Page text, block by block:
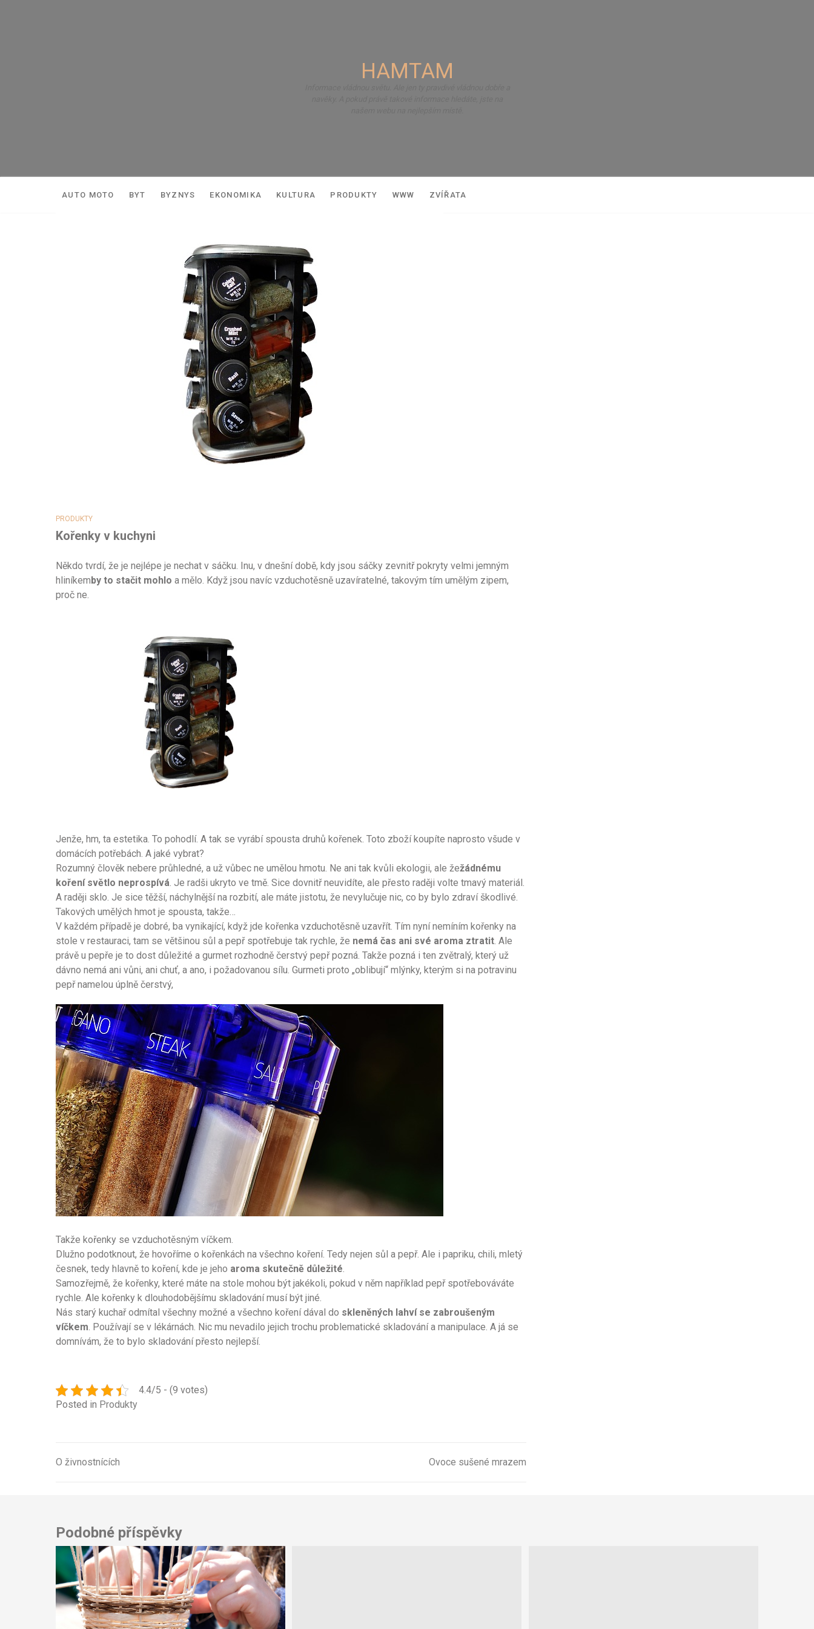
HAMTAM
AUTO MOTO BYT BYZNYS EKONOMIKA KULTURA PRODUKTY WWW ZVÍŘATA
PRODUKTY
Kořenky v kuchyni
Někdo tvrdí, že je nejlépe je nechat v sáčku. Inu, v dnešní době, kdy jsou sáčky zevnitř pokryty velmi jemným
hliníkemby to stačit mohlo a mělo. Když jsou navíc vzduchotěsně uzavíratelné, takovým tím umělým zipem,
proč ne.
Jenže, hm, ta estetika. To pohodlí. A tak se vyrábí spousta druhů kořenek. Toto zboží koupíte naprosto všude v
domácích potřebách. A jaké vybrat?
Rozumný člověk nebere průhledné, a už vůbec ne umělou hmotu. Ne ani tak kvůli ekologii, ale žežádnému
koření světlo neprospívá. Je radši ukryto ve tmě. Sice dovnitř neuvidíte, ale přesto raději volte tmavý materiál.
A raději sklo. Je sice těžší, náchylnější na rozbití, ale máte jistotu, že nevylučuje nic, co by bylo zdraví škodlivé.
Takových umělých hmot je spousta, takže…
V každém případě je dobré, ba vynikající, když jde kořenka vzduchotěsně uzavřít. Tím nyní nemíním kořenky na
stole v restauraci, tam se většinou sůl a pepř spotřebuje tak rychle, že nemá čas ani své aroma ztratit. Ale
právě u pepře je to dost důležité a gurmet rozhodně čerstvý pepř pozná. Takže pozná i ten zvětralý, který už
dávno nemá ani vůni, ani chuť, a ano, i požadovanou sílu. Gurmeti proto „oblibují“ mlýnky, kterým si na potravinu
pepř namelou úplně čerstvý,
Takže kořenky se vzduchotěsným víčkem.
Dlužno podotknout, že hovoříme o kořenkách na všechno koření. Tedy nejen sůl a pepř. Ale i papriku, chili, mletý
česnek, tedy hlavně to koření, kde je jeho aroma skutečně důležité.
Samozřejmě, že kořenky, které máte na stole mohou být jakékoli, pokud v něm například pepř spotřebováváte
rychle. Ale kořenky k dlouhodobějšímu skladování musí být jiné.
Nás starý kuchař odmítal všechny možné a všechno koření dával do skleněných lahví se zabroušeným
víčkem. Používají se v lékárnách. Nic mu nevadilo jejich trochu problematické skladování a manipulace. A já se
domnívám, že to bylo skladování přesto nejlepší.
4.4/5 - (9 votes)
Posted in Produkty
Navigace
O živnostnících Ovoce sušené mrazem
Podobné příspěvky